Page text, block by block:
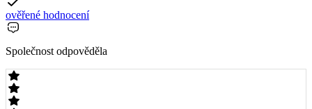
ověřené hodnocení
Společnost odpověděla